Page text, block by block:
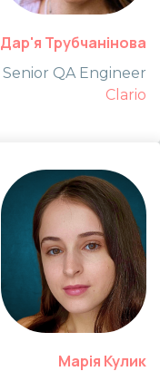
Дар'я Трубчанінова
Senior QA Engineer
Clario
Марія Кулик